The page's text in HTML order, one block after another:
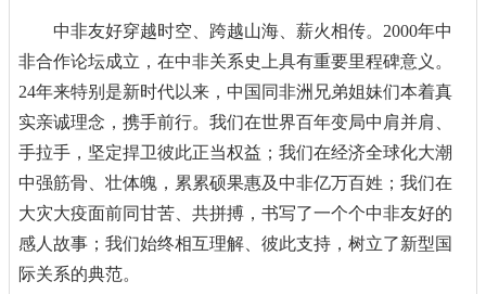
中非友好穿越时空、跨越山海、薪火相传。2000年中
非合作论坛成立，在中非关系史上具有重要里程碑意义。
24年来特别是新时代以来，中国同非洲兄弟姐妹们本着真
实亲诚理念，携手前行。我们在世界百年变局中肩并肩、
手拉手，坚定捍卫彼此正当权益；我们在经济全球化大潮
中强筋骨、壮体魄，累累硕果惠及中非亿万百姓；我们在
大灾大疫面前同甘苦、共拼搏，书写了一个个中非友好的
感人故事；我们始终相互理解、彼此支持，树立了新型国
际关系的典范。